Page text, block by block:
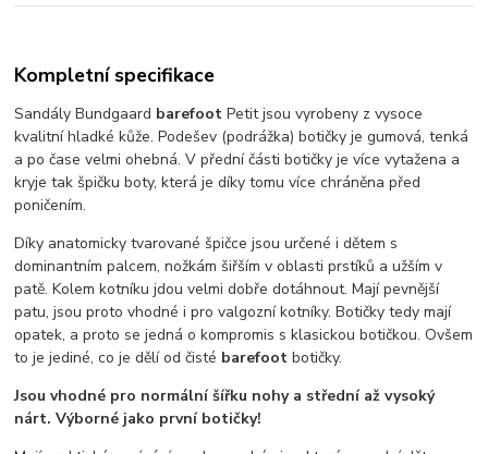
Kompletní specifikace
Sandály Bundgaard barefoot Petit jsou vyrobeny z vysoce
kvalitní hladké kůže. Podešev (podrážka) botičky je gumová, tenká
a po čase velmi ohebná. V přední části botičky je více vytažena a
kryje tak špičku boty, která je díky tomu více chráněna před
poničením.
Díky anatomicky tvarované špičce jsou určené i dětem s
dominantním palcem, nožkám šiřším v oblasti prstíků a užším v
patě. Kolem kotníku jdou velmi dobře dotáhnout. Mají pevnější
patu, jsou proto vhodné i pro valgozní kotníky. Botičky tedy mají
opatek, a proto se jedná o kompromis s klasickou botičkou. Ovšem
to je jediné, co je dělí od čisté barefootbotičky.
Jsou vhodné pro normální šířku nohy a střední až vysoký
nárt. Výborné jako první botičky!